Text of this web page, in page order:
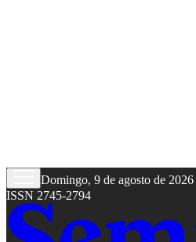
Domingo, 9 de agosto de 2026
ISSN 2745-2794